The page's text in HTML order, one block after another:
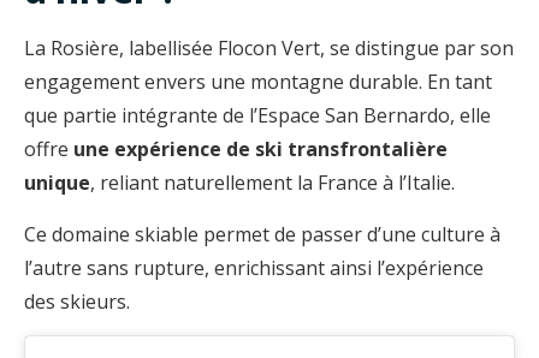
La Rosière, labellisée Flocon Vert, se distingue par son
engagement envers une montagne durable. En tant
que partie intégrante de l’Espace San Bernardo, elle
offre une expérience de ski transfrontalière
unique, reliant naturellement la France à l’Italie.
Ce domaine skiable permet de passer d’une culture à
l’autre sans rupture, enrichissant ainsi l’expérience
des skieurs.